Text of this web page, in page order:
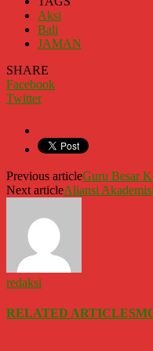
Aksi
Bali
JAMAN
SHARE
Facebook
Twitter
Previous articleGuru Besar
Next articleAliansi
redaksi
RELATED ARTICLES